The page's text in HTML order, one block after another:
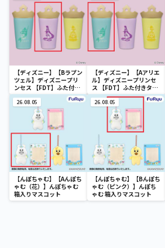
【ディズニー】【Bラプン
ツェル】ディズニープリ
ンセス 【FDT】ふた付き
タンブラー
【ディズニー】【Aアリエ
ル】ディズニープリンセ
ス 【FDT】ふた付きタン
ブラー
26.08.05
【んぽちゃむ】【Aんぽち
ゃむ（花）】んぽちゃむ
箱入りマスコット
26.08.05
【んぽちゃむ】【Bんぽち
ゃむ（ピンク）】んぽち
ゃむ 箱入りマスコット